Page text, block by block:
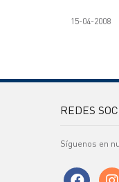
15-04-2008
REDES
Síguenos en